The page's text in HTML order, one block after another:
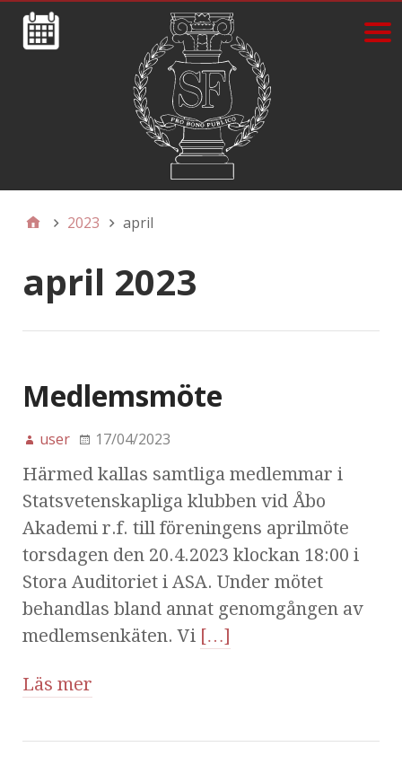
2023 april
april 2023
Medlemsmöte
user 17/04/2023
Härmed kallas samtliga medlemmar i
Statsvetenskapliga klubben vid Åbo
Akademi r.f. till föreningens aprilmöte
torsdagen den 20.4.2023 klockan 18:00 i
Stora Auditoriet i ASA. Under mötet
behandlas bland annat genomgången av
medlemsenkäten. Vi […]
Läs mer